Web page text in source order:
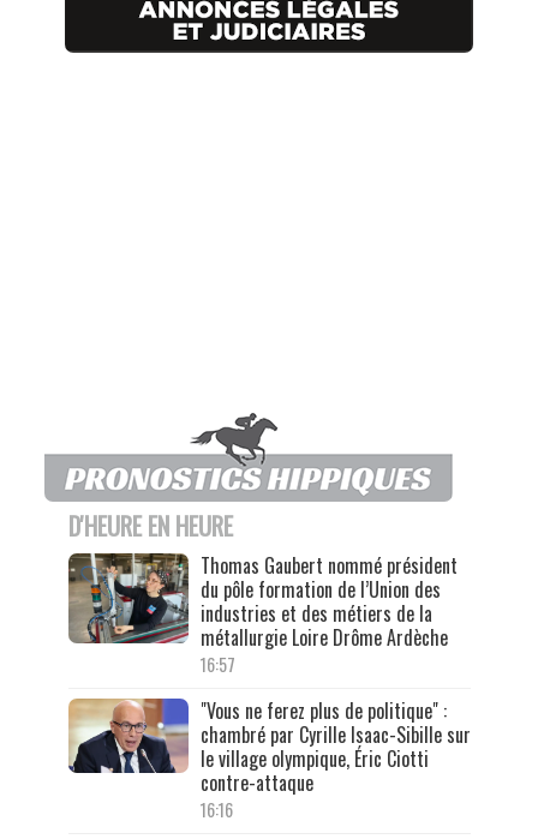
D'HEURE EN HEURE
Thomas Gaubert nommé président
du pôle formation de l’Union des
industries et des métiers de la
métallurgie Loire Drôme Ardèche
16:57
"Vous ne ferez plus de politique" :
chambré par Cyrille Isaac-Sibille sur
le village olympique, Éric Ciotti
contre-attaque
16:16